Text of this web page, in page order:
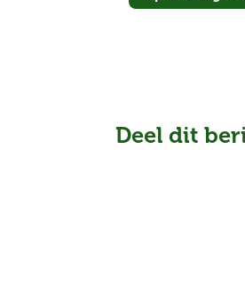
Deel dit